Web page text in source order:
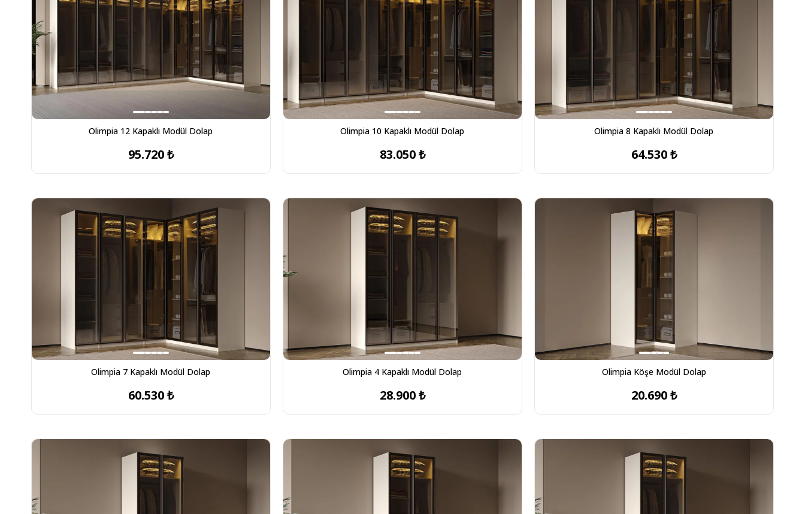
Olimpia 12 Kapaklı Modül Dolap
95.720 ₺
Olimpia 10 Kapaklı Modül Dolap
83.050 ₺
Olimpia 8 Kapaklı Modül Dolap
64.530 ₺
Olimpia 7 Kapaklı Modül Dolap
60.530 ₺
Olimpia 4 Kapaklı Modül Dolap
28.900 ₺
Olimpia Köşe Modül Dolap
20.690 ₺